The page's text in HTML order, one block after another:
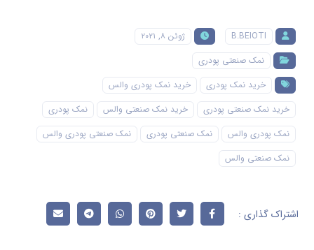
B.BEIOTI
ژوئن ۸, ۲۰۲۱
نمک صنعتی پودری
خرید نمک پودری
خرید نمک پودری والس
خرید نمک صنعتی پودری
خرید نمک صنعتی والس
نمک پودری
نمک پودری والس
نمک صنعتی پودری
نمک صنعتی پودری والس
نمک صنعتی والس